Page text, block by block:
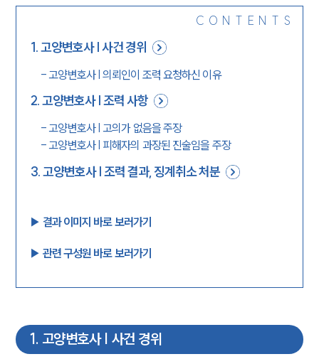
CONTENTS
1.고양변호사 | 사건 경위
-고양변호사 | 의뢰인이 조력 요청하신 이유
2.고양변호사 | 조력 사항
-고양변호사 | 고의가 없음을 주장
-고양변호사 | 피해자의 과장된 진술임을 주장
3.고양변호사 | 조력 결과, 징계취소 처분
▶︎ 결과 이미지 바로 보러가기
▶︎ 관련 구성원 바로 보러가기
1 . 고양변호사 | 사건 경위